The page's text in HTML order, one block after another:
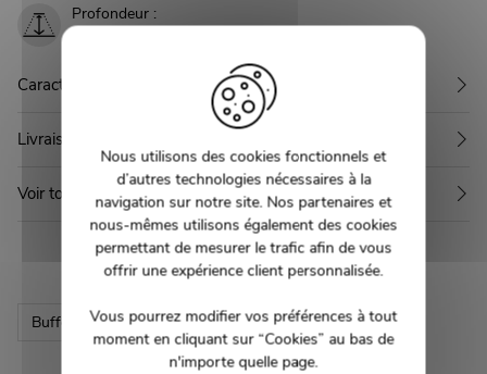
Profondeur :
Caractéristiques
Livraison
Voir toute la collection MEERA
Buffet & Bahut
Nous utilisons des cookies fonctionnels et
d’autres technologies nécessaires à la
navigation sur notre site. Nos partenaires et
nous-mêmes utilisons également des cookies
permettant de mesurer le trafic afin de vous
offrir une expérience client personnalisée.
Vous pourrez modifier vos préférences à tout
moment en cliquant sur “Cookies” au bas de
n'importe quelle page.